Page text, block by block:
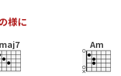
様に
Am